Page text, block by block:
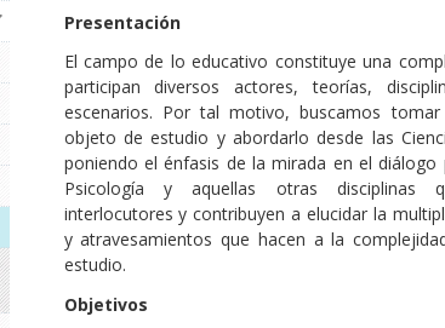
Presentación
El campo de lo educativo constituye una
participan diversos actores, teorías,
escenarios. Por tal motivo, buscamos
objeto de estudio y abordarlo desde las
poniendo el énfasis de la mirada en el diálogo
Psicología y aquellas otras disciplinas
interlocutores y contribuyen a elucidar la
y atravesamientos que hacen a la
estudio.
Objetivos